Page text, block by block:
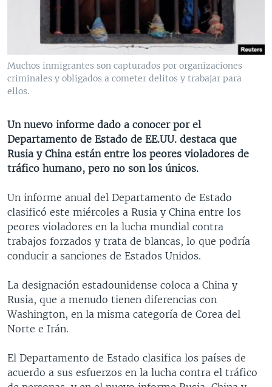
VENEZUELA
NICARAGUA
ECONOMÍA
ENTRETENIMIENTO Y CULTURA
TECNOLOGÍA
DEPORTES
MULTIMEDIA
VIDEOS
FOTOGRAFÍA
AUDIOS
PROGRAMAS TV
EL MUNDO AL DÍA
FORO INTERAMERICANO
LAS CLAVES
PANORAMA
RADIO
AVANCE INFORMATIVO
BUENOS DÍAS AMÉRICA
ESTADOS UNIDOS AL DÍA
EL MUNDO AL DÍA [RADIO]
DEPORTIVO INTERNACIONAL
NOTA ECONÓMICA
ENTRETENIMIENTO
DIRECT
Learning English
SÍGANOS
Idiomas
Muchos inmigrantes son capturados por organizaciones
criminales y obligados a cometer delitos y trabajar para
ellos.
Un nuevo informe dado a conocer por el
Departamento de Estado de EE.UU. destaca que
Rusia y China están entre los peores violadores de
tráfico humano, pero no son los únicos.
Un informe anual del Departamento de Estado
clasificó este miércoles a Rusia y China entre los
peores violadores en la lucha mundial contra
trabajos forzados y trata de blancas, lo que podría
conducir a sanciones de Estados Unidos.
La designación estadounidense coloca a China y
Rusia, que a menudo tienen diferencias con
Washington, en la misma categoría de Corea del
Norte e Irán.
El Departamento de Estado clasifica los países de
acuerdo a sus esfuerzos en la lucha contra el tráfico